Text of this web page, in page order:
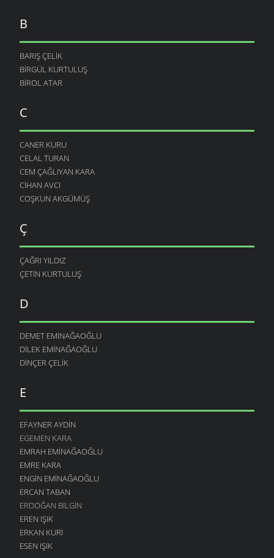
B
BARIŞ ÇELIK
BIRGÜL KURTULUŞ
BIROL ATAR
C
CANER KURU
CELAL TURAN
CEM ÇAĞLIYAN KARA
CIHAN AVCI
COŞKUN AKGÜMÜŞ
Ç
ÇAĞRI YILDIZ
ÇETIN KURTULUŞ
D
DEMET EMINAĞAOĞLU
DILEK EMINAĞAOĞLU
DINÇER ÇELIK
E
EFAYNER AYDIN
EGEMEN KARA
EMRAH EMINAĞAOĞLU
EMRE KARA
ENGIN EMINAĞAOĞLU
ERCAN TABAN
ERDOĞAN BILGIN
EREN IŞIK
ERKAN KURI
ESEN IŞIK